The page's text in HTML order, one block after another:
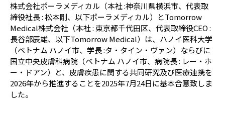
株式会社ポーラメディカル（本社 :神奈川県横浜市、代表取
締役社長 : 松本剛、以下ポーラメディカル）とTomorrow
Medical株式会社（本社 : 東京都千代田区、代表取締役CEO :
長谷部辰雄、以下Tomorrow Medical）は、ハノイ医科大学
（ベトナム ハノイ市、学長 :タ・タイン・ヴァン）ならびに
国立中央皮膚科病院（ベトナム ハノイ市、病院長 : レー・ホ
ー・ドアン）と、皮膚疾患に関する共同研究及び医療連携を
2026年から推進することを2025年7月24日に基本合意致しま
した。